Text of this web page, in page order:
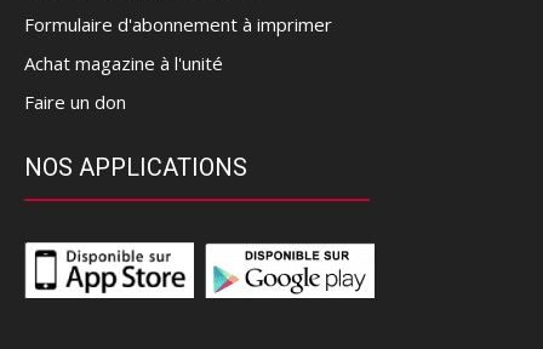
Formulaire d'abonnement à imprimer
Achat magazine à l'unité
Faire un don
NOS APPLICATIONS